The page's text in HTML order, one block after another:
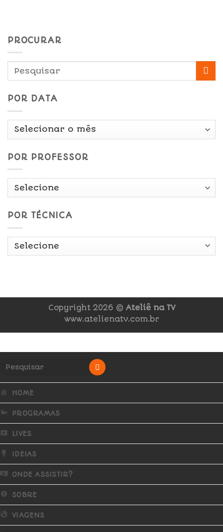
PROCURAR
POR DATA
Por
POR PROFESSOR
POR TÉCNICA
Copyright 2026 © Ateliê na TV
www.atelienatv.com.br
HOME
PROGRAMAS
LIVES
IDEIAS
ONDE ASSISTIR?
SOBRE
VIAGENS